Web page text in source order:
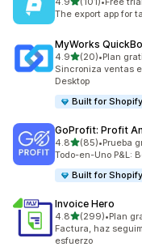
101 reseñas en total
The export app for
MyWorks
4.9de 5 estrellas
(20)
20 reseñas en total
•Plan
Sincroniza ventas
Desktop
Built for Shopify
GoProfit: Profit
4.8de 5 estrellas
(85)
85 reseñas en total
•Prueba
Todo-en-Uno P&L:
Built for Shopify
Invoice Hero
4.8de 5 estrellas
(299)
299 reseñas en
•Plan
Factura, haz
esfuerzo